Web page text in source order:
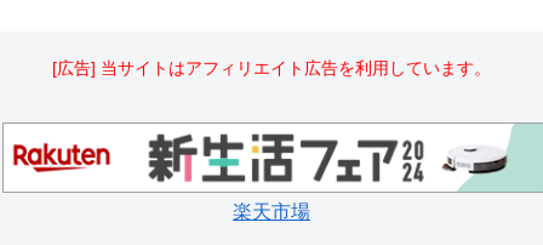
[広告] 当サイトはアフィリエイト広告を利用しています。
楽天市場